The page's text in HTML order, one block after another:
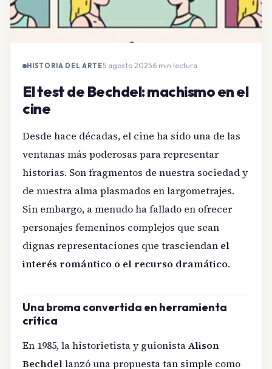
HISTORIA DEL ARTE5 agosto 2025·6 min lectura
El test de Bechdel: machismo en el
cine
Desde hace décadas, el cine ha sido una de las
ventanas más poderosas para representar
historias. Son fragmentos de nuestra sociedad y
de nuestra alma plasmados en largometrajes.
Sin embargo, a menudo ha fallado en ofrecer
personajes femeninos complejos que sean
dignas representaciones que trasciendan el
interés romántico o el recurso dramático.
Una broma convertida en herramienta
crítica
En 1985, la historietista y guionistaAlison
Bechdellanzó una propuesta tan simple como